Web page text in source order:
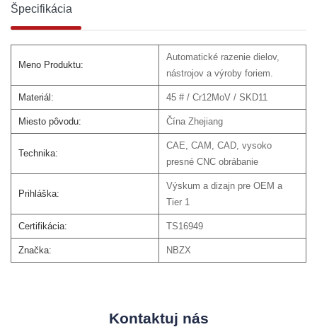
Špecifikácia
Meno Produktu:
Automatické razenie dielov,
nástrojov a výroby foriem.
Materiál: 45 # / Cr12MoV / SKD11
Miesto pôvodu: Čína Zhejiang
Technika:
CAE, CAM, CAD, vysoko
presné CNC obrábanie
Prihláška:
Výskum a dizajn pre OEM a
Tier 1
Certifikácia: TS16949
Značka: NBZX
Kontaktuj nás